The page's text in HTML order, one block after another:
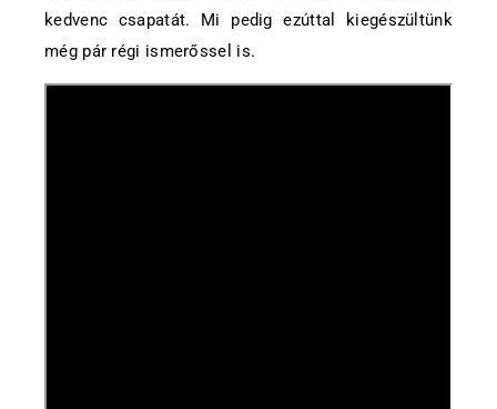
kedvenc csapatát. Mi pedig ezúttal kiegészültünk
még pár régi ismerőssel is.